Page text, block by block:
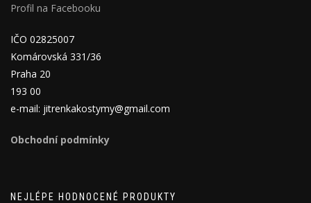
Profil na Facebooku
IČO 02825007
Komárovská 331/36
Praha 20
193 00
e-mail: jitrenkakostymy@gmail.com
Obchodní podmínky
NEJLÉPE HODNOCENÉ PRODUKTY